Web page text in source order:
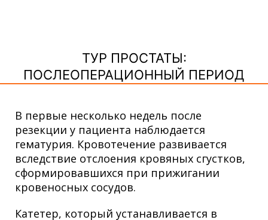
ТУР ПРОСТАТЫ:
ПОСЛЕОПЕРАЦИОННЫЙ ПЕРИОД
В первые несколько недель после
резекции у пациента наблюдается
гематурия. Кровотечение развивается
вследствие отслоения кровяных сгустков,
сформировавшихся при прижигании
кровеносных сосудов.
Катетер, который устанавливается в